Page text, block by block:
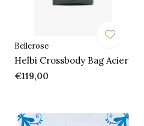
Bellerose
Helbi Crossbody Bag Acier
€119,00